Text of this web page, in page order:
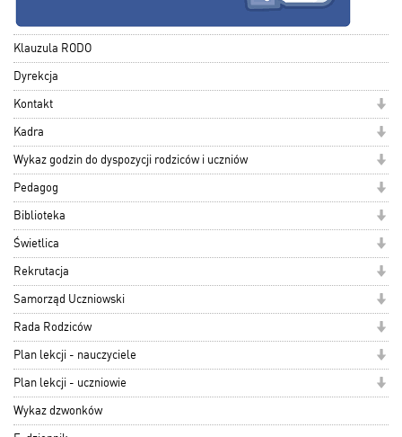
Klauzula RODO
Dyrekcja
Kontakt
Kadra
Wykaz godzin do dyspozycji rodziców i uczniów
Pedagog
Biblioteka
Świetlica
Rekrutacja
Samorząd Uczniowski
Rada Rodziców
Plan lekcji - nauczyciele
Plan lekcji - uczniowie
Wykaz dzwonków